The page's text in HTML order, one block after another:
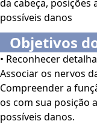
mediante a Língua
ativar esses
direito da tela na
com sua
disponível por até
da cabeça, posições
possíveis danos
Objetivos
• Reconhecer
Associar os nervos
Compreender a
os com sua posição
possíveis danos.